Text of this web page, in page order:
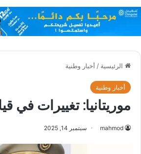
الرئيسية / أخبار وطنية
أخبار وطنية
موريتانيا: تغييرات في
mahmod سبتمبر 14, 2025